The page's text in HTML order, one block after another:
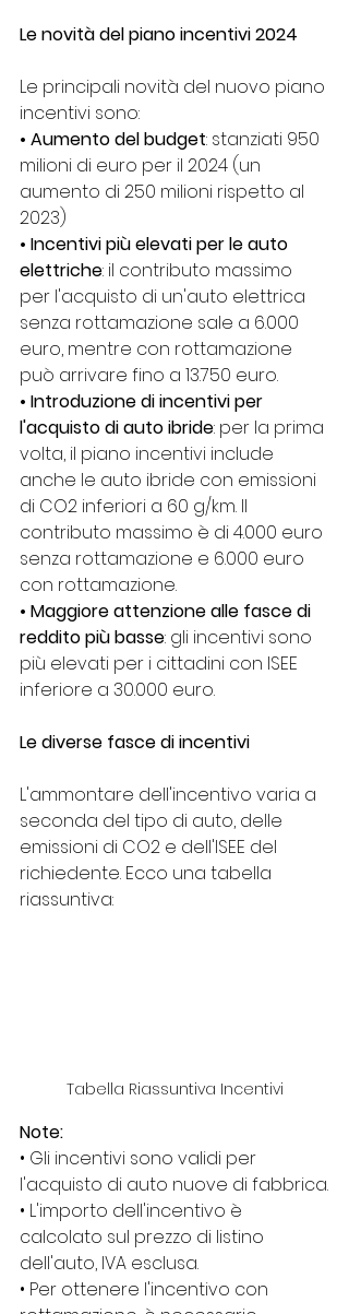
Le novità del piano incentivi 2024
Le principali novità del nuovo piano
incentivi sono:
• Aumento del budget: stanziati 950
milioni di euro per il 2024 (un
aumento di 250 milioni rispetto al
2023)
• Incentivi più elevati per le auto
elettriche: il contributo massimo
per l'acquisto di un'auto elettrica
senza rottamazione sale a 6.000
euro, mentre con rottamazione
può arrivare fino a 13.750 euro.
• Introduzione di incentivi per
l'acquisto di auto ibride: per la prima
volta, il piano incentivi include
anche le auto ibride con emissioni
di CO2 inferiori a 60 g/km. Il
contributo massimo è di 4.000 euro
senza rottamazione e 6.000 euro
con rottamazione.
• Maggiore attenzione alle fasce di
reddito più basse: gli incentivi sono
più elevati per i cittadini con ISEE
inferiore a 30.000 euro.
Le diverse fasce di incentivi
L'ammontare dell'incentivo varia a
seconda del tipo di auto, delle
emissioni di CO2 e dell'ISEE del
richiedente. Ecco una tabella
riassuntiva:
Tabella Riassuntiva Incentivi
Note:
• Gli incentivi sono validi per
l'acquisto di auto nuove di fabbrica.
• L'importo dell'incentivo è
calcolato sul prezzo di listino
dell'auto, IVA esclusa.
• Per ottenere l'incentivo con